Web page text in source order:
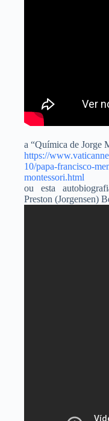
a “Química de Jorge
https://
10/papa-francisco-
montessori.html
ou esta
Preston (Jorgensen)